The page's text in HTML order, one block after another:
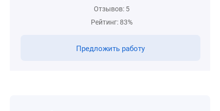
Отзывов: 5
Рейтинг: 83%
Предложить работу